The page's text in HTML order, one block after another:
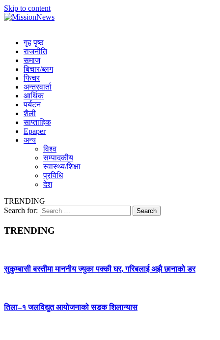
Skip to content
गृह पृष्ठ
राजनीति
समाज
बिचार/ब्लग
फिचर
अन्तरवार्ता
आर्थिक
पर्यटन
शैली
साप्ताहिक
Epaper
अन्य
विश्व
सम्पादकीय
स्वास्थ्य/शिक्षा
प्रविधि
देश
TRENDING
Search for:
TRENDING
सुकुम्बासी बस्तीमा माननीय ज्युका पक्की घर, गरिबलाई अझै छानाको डर
तिला–१ जलविद्युत आयोजनाको सडक शिलान्यास